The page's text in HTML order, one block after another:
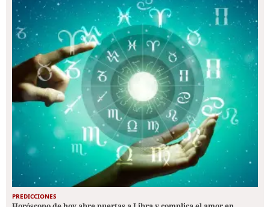
PREDICCIONES